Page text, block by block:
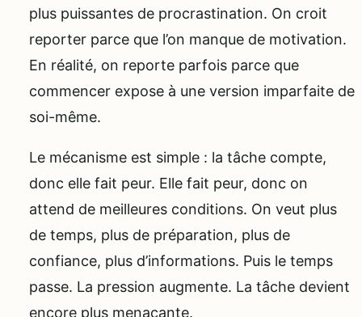
plus puissantes de procrastination. On croit
reporter parce que l’on manque de motivation.
En réalité, on reporte parfois parce que
commencer expose à une version imparfaite de
soi-même.
Le mécanisme est simple : la tâche compte,
donc elle fait peur. Elle fait peur, donc on
attend de meilleures conditions. On veut plus
de temps, plus de préparation, plus de
confiance, plus d’informations. Puis le temps
passe. La pression augmente. La tâche devient
encore plus menaçante.